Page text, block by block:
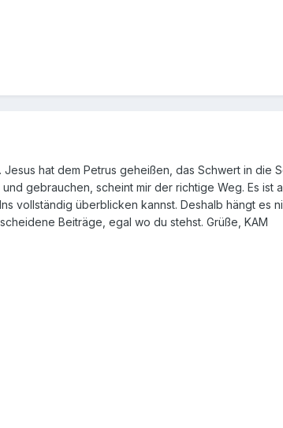
hat dem Petrus geheißen, das Schwert in die
gebrauchen, scheint mir der richtige Weg. Es ist
vollständig überblicken kannst. Deshalb hängt es
Beiträge, egal wo du stehst. Grüße, KAM